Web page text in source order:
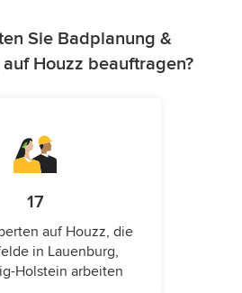
Sie Badplanung &
Houzz beauftragen?
17
auf Houzz, die
in Lauenburg,
Holstein arbeiten